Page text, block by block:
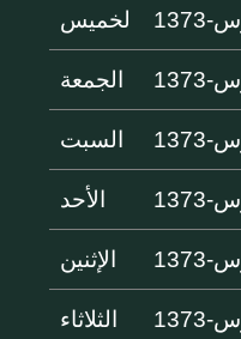
لخميس
الجمعة
السبت
الأحد
الإثنين
الثلاثاء